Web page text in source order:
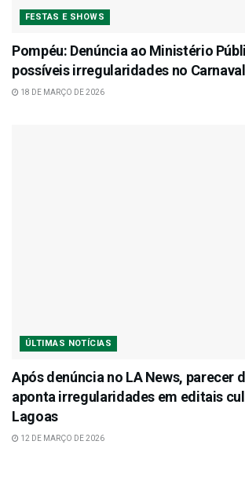
FESTAS E SHOWS
Pompéu: Denúncia ao Ministério
possíveis irregularidades no
18 DE MARÇO DE 2026
ÚLTIMAS NOTÍCIAS
Após denúncia no LA News, parecer
aponta irregularidades em editais
Lagoas
12 DE MARÇO DE 2026